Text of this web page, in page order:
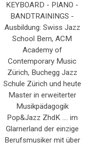
KEYBOARD - PIANO -
BANDTRAININGS -
Ausbildung: Swiss Jazz
School Bern, ACM
Academy of
Contemporary Music
Zürich, Buchegg Jazz
Schule Zürich und heute
Master in erweiterter
Musikpädagogik
Pop&Jazz ZhdK .... im
Glarnerland der einzige
Berufsmusiker mit über